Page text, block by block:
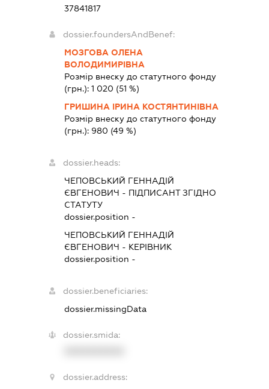
37841817
dossier.foundersAndBenef:
МОЗГОВА ОЛЕНА
ВОЛОДИМИРІВНА
Розмір внеску до статутного фонду
(грн.):1 020 (51 %)
ГРИШИНА ІРИНА КОСТЯНТИНІВНА
Розмір внеску до статутного фонду
(грн.): 980 (49 %)
dossier.heads:
ЧЕПОВСЬКИЙ ГЕННАДІЙ
ЄВГЕНОВИЧ - ПІДПИСАНТЗГІДНО
СТАТУТУ
dossier.position -
ЧЕПОВСЬКИЙ ГЕННАДІЙ
ЄВГЕНОВИЧ - КЕРІВНИК
dossier.position -
dossier.beneficiaries:
dossier.missingData
dossier.smida:
dossier.address: